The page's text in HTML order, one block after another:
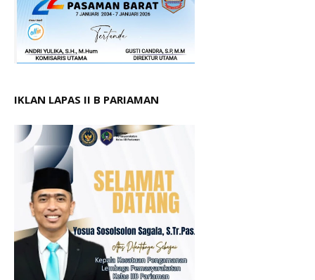
IKLAN LAPAS II B PARIAMAN